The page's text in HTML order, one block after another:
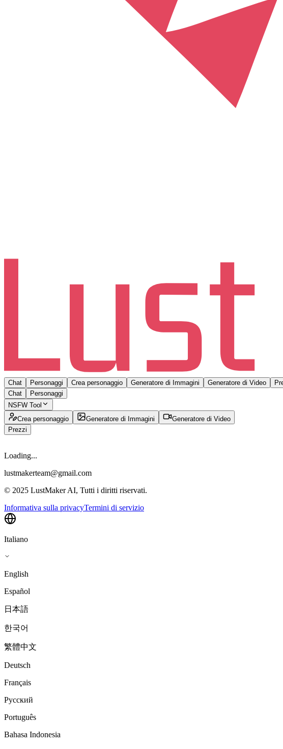
Chat Personaggi Crea personaggio Generatore di Immagini Generatore di Video
Chat
Personaggi
NSFW Tool
Crea personaggio
Generatore di Immagini
Generatore di Video
Prezzi
Loading...
lustmakerteam@gmail.com
© 2025 LustMaker AI, Tutti i diritti riservati.
Informativa sulla privacyTermini di servizio
Italiano
English
Español
日本語
한국어
繁體中文
Deutsch
Français
Русский
Português
Bahasa Indonesia